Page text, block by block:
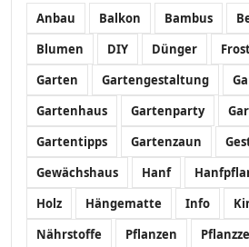
Anbau Balkon Bambus
Blumen
DIY Dünger
Garten
Gartengestaltung
Gartenhaus
Gartenparty
Gartentipps
Gartenzaun
Gewächshaus
Hanf
Holz
Hängematte Info
Nährstoffe
Pflanzen